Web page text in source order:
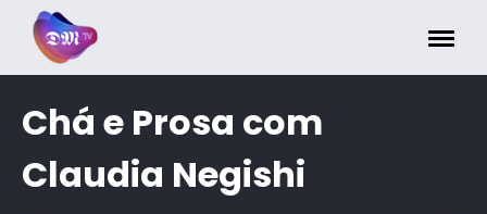
Chá e Prosa com
Claudia Negishi
Painel de Gerenciamento de Cookies